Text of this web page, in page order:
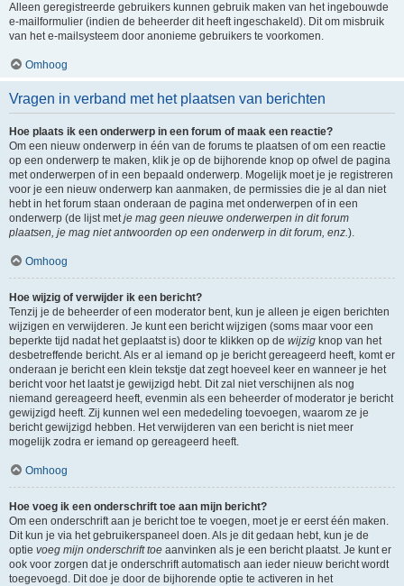
Alleen geregistreerde gebruikers kunnen gebruik maken van het ingebouwde
e-mailformulier (indien de beheerder dit heeft ingeschakeld). Dit om misbruik
van het e-mailsysteem door anonieme gebruikers te voorkomen.
Omhoog
Vragen in verband met het plaatsen van berichten
Hoe plaats ik een onderwerp in een forum of maak een reactie?
Om een nieuw onderwerp in één van de forums te plaatsen of om een reactie
op een onderwerp te maken, klik je op de bijhorende knop op ofwel de pagina
met onderwerpen of in een bepaald onderwerp. Mogelijk moet je je registreren
voor je een nieuw onderwerp kan aanmaken, de permissies die je al dan niet
hebt in het forum staan onderaan de pagina met onderwerpen of in een
onderwerp (de lijst metje mag geen nieuwe onderwerpen in dit forum
plaatsen, je mag niet antwoorden op een onderwerp in dit forum, enz.).
Omhoog
Hoe wijzig of verwijder ik een bericht?
Tenzij je de beheerder of een moderator bent, kun je alleen je eigen berichten
wijzigen en verwijderen. Je kunt een bericht wijzigen (soms maar voor een
beperkte tijd nadat het geplaatst is) door te klikken op de wijzig knop van het
desbetreffende bericht. Als er al iemand op je bericht gereageerd heeft, komt er
onderaan je bericht een klein tekstje dat zegt hoeveel keer en wanneer je het
bericht voor het laatst je gewijzigd hebt. Dit zal niet verschijnen als nog
niemand gereageerd heeft, evenmin als een beheerder of moderator je bericht
gewijzigd heeft. Zij kunnen wel een mededeling toevoegen, waarom ze je
bericht gewijzigd hebben. Het verwijderen van een bericht is niet meer
mogelijk zodra er iemand op gereageerd heeft.
Omhoog
Hoe voeg ik een onderschrift toe aan mijn bericht?
Om een onderschrift aan je bericht toe te voegen, moet je er eerst één maken.
Dit kun je via het gebruikerspaneel doen. Als je dit gedaan hebt, kun je de
optie voeg mijn onderschrift toe aanvinken als je een bericht plaatst. Je kunt er
ook voor zorgen dat je onderschrift automatisch aan ieder nieuw bericht wordt
toegevoegd. Dit doe je door de bijhorende optie te activeren in het